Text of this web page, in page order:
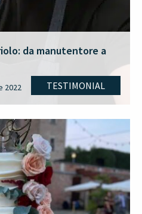
da manutentore a
TESTIMONIAL
2022